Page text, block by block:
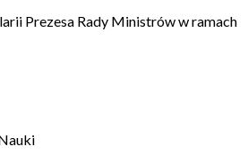
Prezesa Rady Ministrów w ramach